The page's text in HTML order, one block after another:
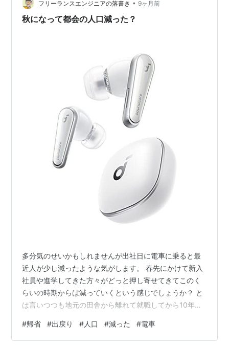
（出戻り）しました。 本記事では一度退社して戻ってき
た経緯や、どうしてアプトポッドに戻ってきたか…
フリーランスエンジニアの落書き • 9ヶ月前
秋になって都会の人口減った？
多分気のせいかもしれませんが出社日に電車に乗ると最
近人が少し減ったような気がします。 春先にかけて新入
社員や進学してきた方々がどっと押し寄せてきてこのく
らいの時期からは減っていくという感じでしょうか？ と
は言いつつも地元の田舎から離れて就職してから10年ほ
上は増えたような印象です。 外国人観光客が爆発的に増
えたのもあるとは思いますが、普通に日本人も増えてい
#帰省 #出戻り #人口 #減った #電車